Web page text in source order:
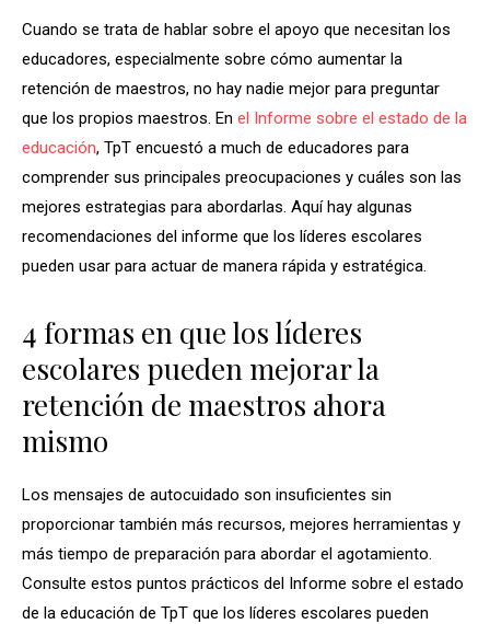
Cuando se trata de hablar sobre el apoyo que necesitan los
educadores, especialmente sobre cómo aumentar la
retención de maestros, no hay nadie mejor para preguntar
que los propios maestros. En el Informe sobre el estado de la
educación, TpT encuestó a much de educadores para
comprender sus principales preocupaciones y cuáles son las
mejores estrategias para abordarlas. Aquí hay algunas
recomendaciones del informe que los líderes escolares
pueden usar para actuar de manera rápida y estratégica.
4 formas en que los líderes
escolares pueden mejorar la
retención de maestros ahora
mismo
Los mensajes de autocuidado son insuficientes sin
proporcionar también más recursos, mejores herramientas y
más tiempo de preparación para abordar el agotamiento.
Consulte estos puntos prácticos del Informe sobre el estado
de la educación de TpT ​​que los líderes escolares pueden